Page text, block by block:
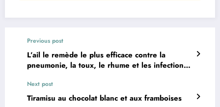
Previous post
L’ail le remède le plus efficace contre la
pneumonie, la toux, le rhume et les infections
Next post
Tiramisu au chocolat blanc et aux framboises